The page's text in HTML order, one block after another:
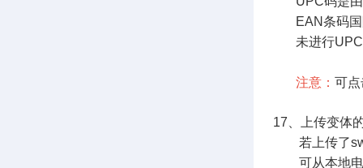
EAN条码国
未进行UPC
注意： 可
17、上传变体
若上传了
可从本地